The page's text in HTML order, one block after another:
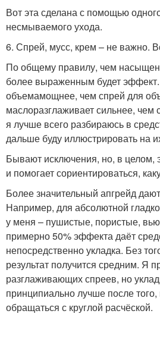
Вот эта сделана с помощью
несмываемого ухода.
6. Спрей, мусс, крем – не важно.
По общему правилу, чем
более выраженным будет
объемамощнее, чем спрей для
маслоразглаживает сильнее, чем
я лучше всего разбираюсь в
дальше буду иллюстрировать на
Бывают исключения, но, в целом,
и помогает сориентироваться,
Более значительный апгрейд
Например, для абсолютной
у меня – пушистые, пористые,
примерно 50% эффекта даёт
непосредственно укладка. Без
результат получится средним. Я
разглаживающих спреев, но
принципиально лучше после того,
обращаться с круглой расчёской.